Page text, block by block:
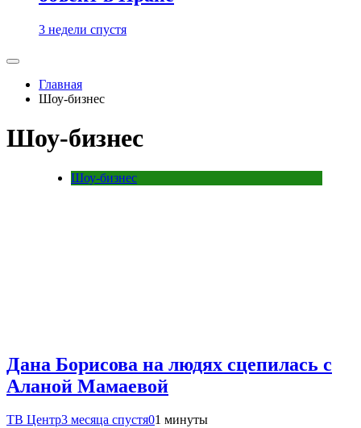
3 недели спустя
Главная
Шоу-бизнес
Шоу-бизнес
Шоу-бизнес
Дана Борисова на людях сцепилась с
Аланой Мамаевой
ТВ Центр3 месяца спустя01 минуты